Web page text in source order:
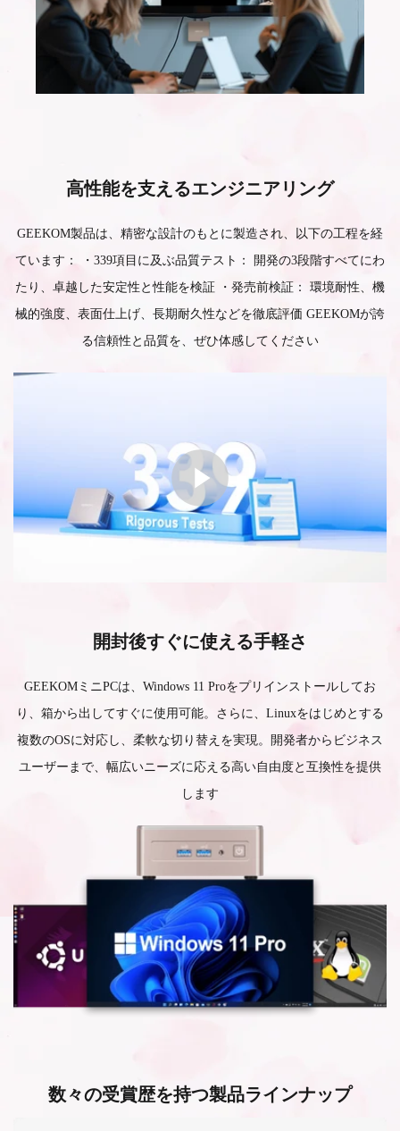
高性能を支えるエンジニアリング
GEEKOM製品は、精密な設計のもとに製造され、以下の工程を経
ています： ・339項目に及ぶ品質テスト： 開発の3段階すべてにわ
たり、卓越した安定性と性能を検証 ・発売前検証： 環境耐性、機
械的強度、表面仕上げ、長期耐久性などを徹底評価 GEEKOMが誇
る信頼性と品質を、ぜひ体感してください
開封後すぐに使える手軽さ
GEEKOMミニPCは、Windows 11 Proをプリインストールしてお
り、箱から出してすぐに使用可能。さらに、Linuxをはじめとする
複数のOSに対応し、柔軟な切り替えを実現。開発者からビジネス
ユーザーまで、幅広いニーズに応える高い自由度と互換性を提供
します
数々の受賞歴を持つ製品ラインナップ